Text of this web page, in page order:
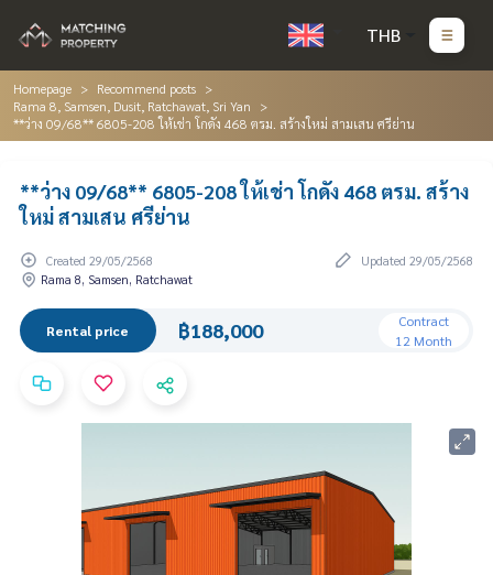
THB
Homepage
Recommend posts
Rama 8, Samsen, Dusit, Ratchawat, Sri Yan
**ว่าง 09/68** 6805-208 ให้เช่า โกดัง 468 ตรม. สร้างใหม่ สามเสน ศรีย่าน
**ว่าง 09/68** 6805-208 ให้เช่า โกดัง 468 ตรม. สร้าง
ใหม่ สามเสน ศรีย่าน
Created 29/05/2568
Updated 29/05/2568
Rama 8, Samsen, Ratchawat
Rental price ฿188,000
Contract
12 Month